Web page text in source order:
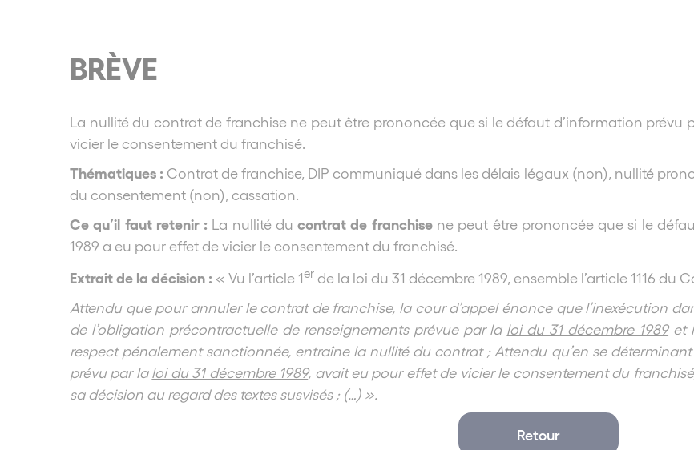
BRÈVE
La nullité du contrat de franchise ne peut être prononcée que si le défaut d’information prévu
vicier le consentement du franchisé.
Thématiques : Contrat de franchise, DIP communiqué dans les délais légaux (non), nullité
du consentement (non), cassation.
Ce qu’il faut retenir : La nullité ducontrat de franchisene peut être prononcée que si le
1989 a eu pour effet de vicier le consentement du franchisé.
Extrait de la décision : « Vu l’article 1er de la loi du 31 décembre 1989, ensemble l’article 1116 du
Attendu que pour annuler le contrat de franchise, la cour d’appel énonce que l’inexécution
de l’obligation précontractuelle de renseignements prévue par la loi du 31 décembre 1989et
respect pénalement sanctionnée, entraîne la nullité du contrat ; Attendu qu’en se
prévu par la loi du 31 décembre 1989, avait eu pour effet de vicier le consentement du
sa décision au regard des textes susvisés ; (…) ».
Retour